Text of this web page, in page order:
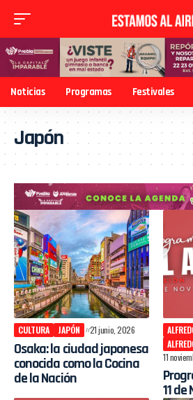
Noticias Programas Festivales
Japón
CULTURA JAPÓN 21 junio, 2026
Osaka: la ciudad japonesa
conocida como la Cocina
de la Nación
11
11